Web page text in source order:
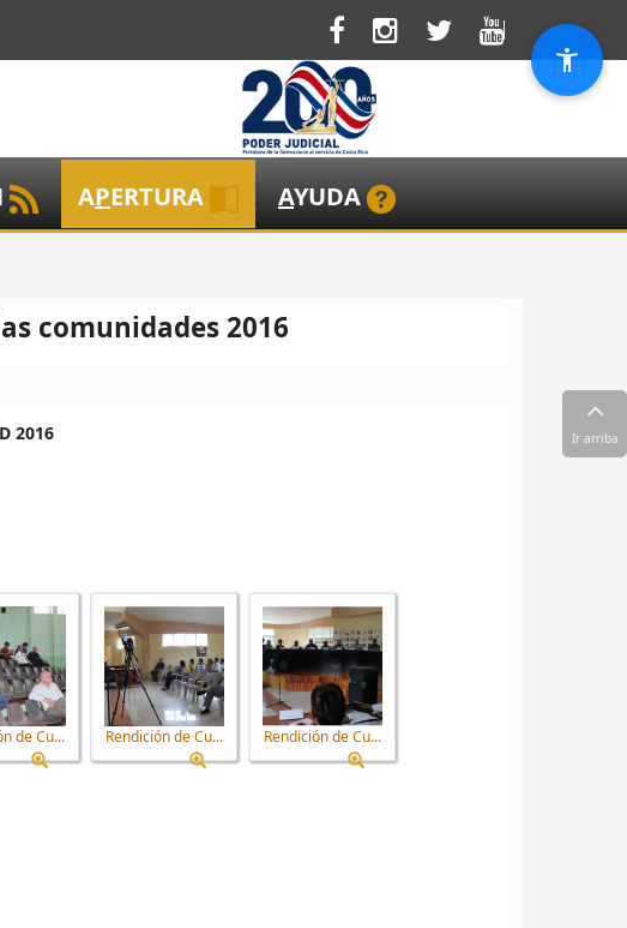
APERTURA AYUDA
comunidades 2016
2016
de Cu... Rendición de Cu... Rendición de Cu...
Ir arriba